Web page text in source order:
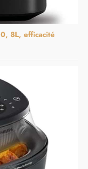
8L, efficacité